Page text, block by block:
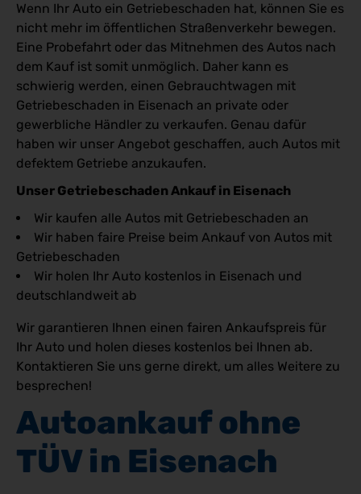
Wenn Ihr Auto ein Getriebeschaden hat, können Sie es
nicht mehr im öffentlichen Straßenverkehr bewegen.
Eine Probefahrt oder das Mitnehmen des Autos nach
dem Kauf ist somit unmöglich. Daher kann es
schwierig werden, einen Gebrauchtwagen mit
Getriebeschaden in Eisenach an private oder
gewerbliche Händler zu verkaufen. Genau dafür
haben wir unser Angebot geschaffen, auch Autos mit
defektem Getriebe anzukaufen.
Unser Getriebeschaden Ankauf in Eisenach
Wir kaufen alle Autos mit Getriebeschaden an
Wir haben faire Preise beim Ankauf von Autos mit
Getriebeschaden
Wir holen Ihr Auto kostenlos in Eisenach und
deutschlandweit ab
Wir garantieren Ihnen einen fairen Ankaufspreis für
Ihr Auto und holen dieses kostenlos bei Ihnen ab.
Kontaktieren Sie uns gerne direkt, um alles Weitere zu
besprechen!
Autoankauf ohne
TÜV in Eisenach